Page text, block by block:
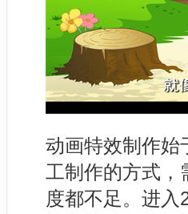
动画特效制作始
工制作的方式，
度都不足。进